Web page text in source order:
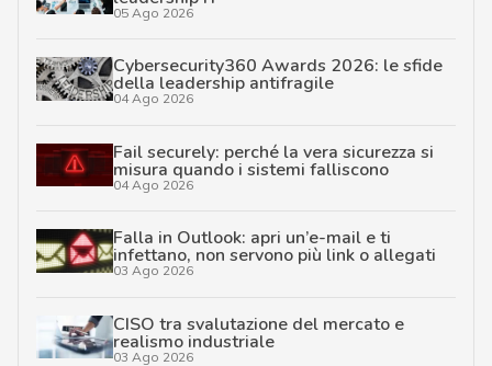
05 Ago 2026
Cybersecurity360 Awards 2026: le sfide
della leadership antifragile
04 Ago 2026
Fail securely: perché la vera sicurezza si
misura quando i sistemi falliscono
04 Ago 2026
Falla in Outlook: apri un’e-mail e ti
infettano, non servono più link o allegati
03 Ago 2026
CISO tra svalutazione del mercato e
realismo industriale
03 Ago 2026